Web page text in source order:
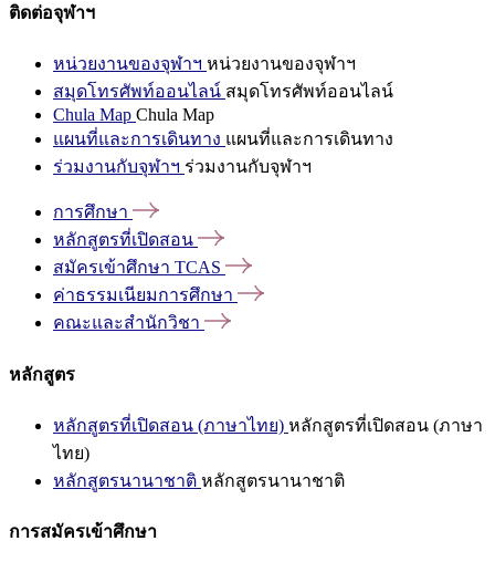
ติดต่อจุฬาฯ
หน่วยงานของจุฬาฯ หน่วยงานของจุฬาฯ
สมุดโทรศัพท์ออนไลน์ สมุดโทรศัพท์ออนไลน์
Chula Map Chula Map
แผนที่และการเดินทาง แผนที่และการเดินทาง
ร่วมงานกับจุฬาฯ ร่วมงานกับจุฬาฯ
การศึกษา
หลักสูตรที่เปิดสอน
สมัครเข้าศึกษา TCAS
ค่าธรรมเนียมการศึกษา
คณะและสำนักวิชา
หลักสูตร
หลักสูตรที่เปิดสอน (ภาษาไทย) หลักสูตรที่เปิดสอน (ภาษา
ไทย)
หลักสูตรนานาชาติ หลักสูตรนานาชาติ
การสมัครเข้าศึกษา